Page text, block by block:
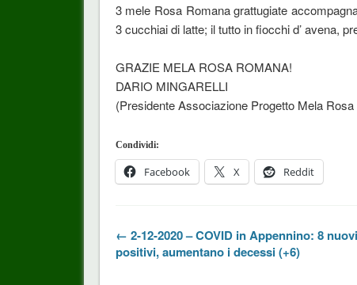
3 mele Rosa Romana grattugiate
3 cucchiai di latte; il tutto in fiocchi d’ avena,
GRAZIE MELA ROSA ROMANA!
DARIO MINGARELLI
(Presidente Associazione Progetto Mela
Condividi:
Facebook X Reddit
← 2-12-2020 – COVID in Appennino: 8
positivi, aumentano i decessi (+6)